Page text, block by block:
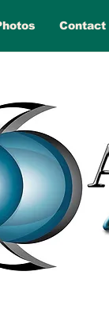
Contact